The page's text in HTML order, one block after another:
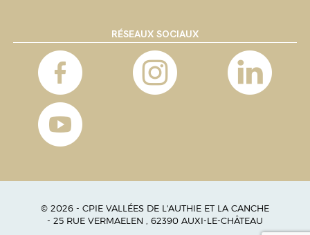
RÉSEAUX SOCIAUX
© 2026 - CPIE VALLÉES DE L'AUTHIE ET LA CANCHE
- 25 RUE VERMAELEN , 62390 AUXI-LE-CHÂTEAU